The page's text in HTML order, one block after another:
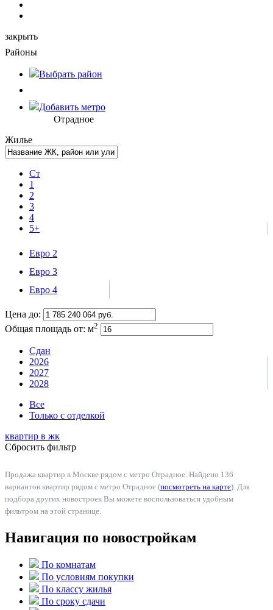
закрыть
Районы
Выбрать район
Добавить метро
Отрадное
Жилье
Ст
1
2
3
4
5+
Евро 2
Евро 3
Евро 4
Цена до:
Общая площадь от: м2
Сдан
2026
2027
2028
Все
Только с отделкой
квартир в жк
Сбросить фильтр
Продажа квартир в Москве рядом с метро Отрадное. Найдено 136
вариантов квартир рядом с метро Отрадное (посмотреть на карте). Для
подбора других новостроек Вы можете воспользоваться удобным
фильтром на этой странице.
Навигация по новостройкам
По комнатам
По условиям покупки
По классу жилья
По сроку сдачи